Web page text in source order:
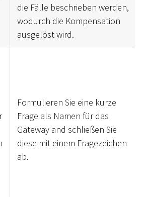
die Fälle beschrieben werden,
wodurch die Kompensation
ausgelöst wird.
Formulieren Sie eine kurze
Frage als Namen für das
Gateway and schließen Sie
diese mit einem Fragezeichen
ab.